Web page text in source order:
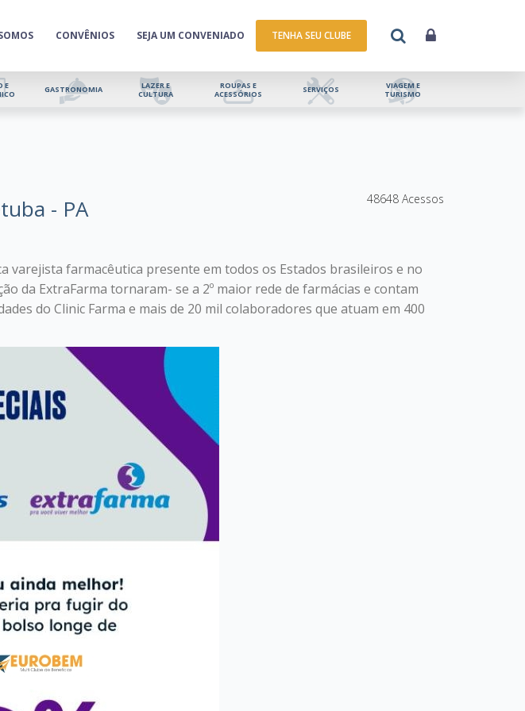
CONVÊNIOS SEJA UM CONVENIADO TENHA SEU CLUBE
E
GASTRONOMIA
LAZER E
CULTURA
ROUPAS E
ACESSÓRIOS
SERVIÇOS
VIAGEM E
TURISMO
48648 Acessos
- PA
varejista farmacêutica presente em todos os Estados brasileiros e no
da ExtraFarma tornaram- se a 2º maior rede de farmácias e contam
do Clinic Farma e mais de 20 mil colaboradores que atuam em 400